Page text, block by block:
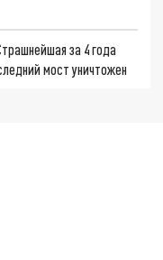
за 4 года
мост уничтожен